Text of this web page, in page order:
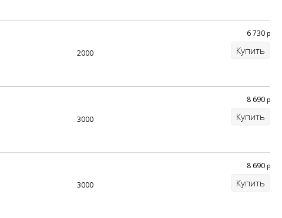
2000
6 730 р
Купить
3000
8 690 р
Купить
3000
8 690 р
Купить